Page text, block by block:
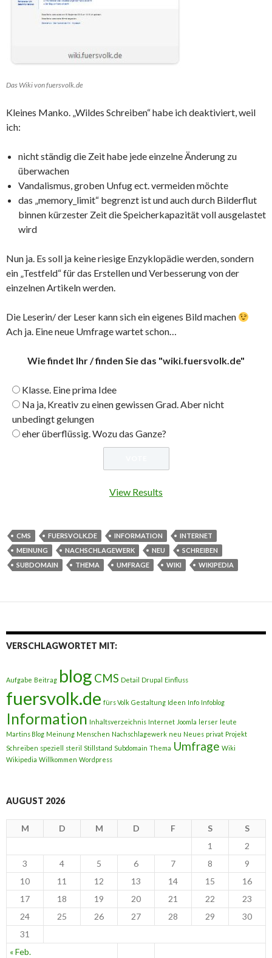
Das Wiki von fuersvolk.de
Kleines Manko. „Wildes Schreiben“ habe ich deaktiviert, weil
ich:
nicht ständig die Zeit habe jede einzelne Änderung zu
überwachen
Vandalismus, groben Unfug ect. vermeiden möchte
das „memory_limit“ begrenzt ist und auch durch Bilderflut
binnen kürzester Zeit die Speicherkapazität voll ausgelastet
wird
Nun ja. Es soll ja keine riesige Enzyklopädie werden, sondern
ein „Testfeld“ für das Erstellen und Verbesserung von der
einzelnen Artikeln werden.
Die Leserin/ der Leser kann sich ein eigenes Bild machen
Ach ja. Eine neue Umfrage wartet schon…
Wie findet Ihr / finden Sie das "wiki.fuersvolk.de"
Klasse. Eine prima Idee
Na ja, Kreativ zu einen gewissen Grad. Aber nicht
unbedingt gelungen
eher überflüssig. Wozu das Ganze?
View Results
CMS FUERSVOLK.DE INFORMATION
INTERNET
MEINUNG
NACHSCHLAGEWERK NEU
SCHREIBEN
SUBDOMAIN
THEMA UMFRAGE WIKI WIKIPEDIA
VERSCHLAGWORTET MIT:
Aufgabe Beitrag blog CMS Detail Drupal Einfluss
fuersvolk.de fürs Volk Gestaltung Ideen Info Infoblog
Information Inhaltsverzeichnis Internet Joomla lerser leute
Martins Blog Meinung Menschen Nachschlagewerk neu Neues privat Projekt
Schreiben speziell steril Stillstand Subdomain Thema Umfrage Wiki
Wikipedia Willkommen Wordpress
AUGUST 2026
M D M D F S S
« Feb.
1
2
3
4 5 6 7 8
9
10
11 12 13 14 15
16
17
18 19 20 21 22
23
24
25 26 27 28 29
30
31